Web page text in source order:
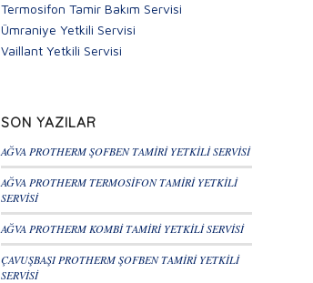
Termosifon Tamir Bakım Servisi
Ümraniye Yetkili Servisi
Vaillant Yetkili Servisi
SON YAZILAR
AĞVA PROTHERM ŞOFBEN TAMİRİ YETKİLİ SERVİSİ
AĞVA PROTHERM TERMOSİFON TAMİRİ YETKİLİ
SERVİSİ
AĞVA PROTHERM KOMBİ TAMİRİ YETKİLİ SERVİSİ
ÇAVUŞBAŞI PROTHERM ŞOFBEN TAMİRİ YETKİLİ
SERVİSİ